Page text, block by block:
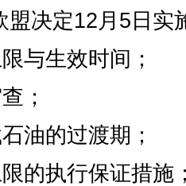
决定12月5日实
生效时间；
；
的过渡期；
执行保证措施